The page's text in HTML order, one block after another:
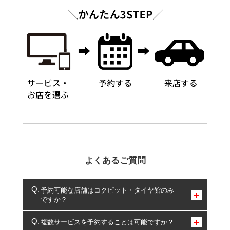
よくあるご質問
予約可能な店舗はコクピット・タイヤ館のみ
ですか？
コクピット・タイヤ館のみとなります。
複数サービスを予約することは可能ですか？